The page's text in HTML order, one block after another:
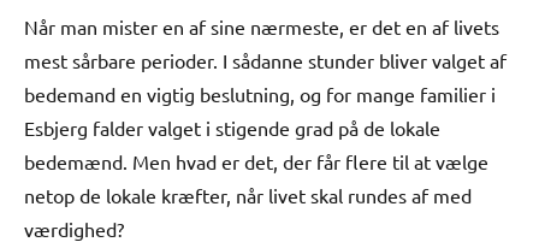
Når man mister en af sine nærmeste, er det en af livets
mest sårbare perioder. I sådanne stunder bliver valget af
bedemand en vigtig beslutning, og for mange familier i
Esbjerg falder valget i stigende grad på de lokale
bedemænd. Men hvad er det, der får flere til at vælge
netop de lokale kræfter, når livet skal rundes af med
værdighed?